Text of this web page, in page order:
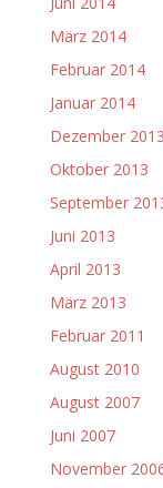
März 2014
Februar 2014
Januar 2014
Dezember 2013
Oktober 2013
September
Juni 2013
April 2013
März 2013
Februar 2011
August 2010
August 2007
Juni 2007
November